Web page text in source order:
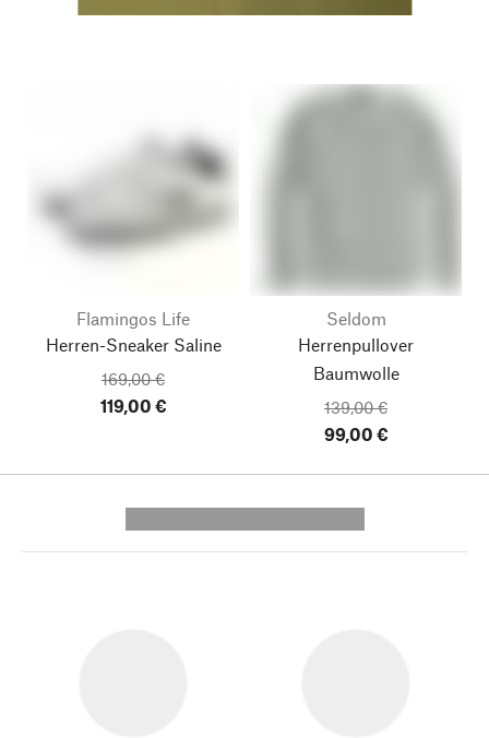
Flamingos Life
Herren-Sneaker Saline
169,00 €
119,00 €
Seldom
Herrenpullover
Baumwolle
139,00 €
99,00 €